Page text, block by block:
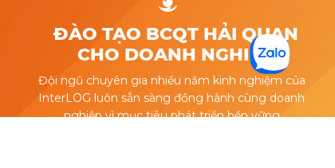
ĐÀO TẠO BCQT HẢI QUAN
CHO DOANH NGHIỆP
Đội ngũ chuyên gia nhiều năm kinh nghiệm của
InterLOG luôn sẵn sàng đồng hành cùng doanh
nghiệp vì mục tiêu phát triển bền vững